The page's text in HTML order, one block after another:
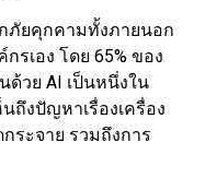
ภัยคุกคามทั้งภายนอก
เอง โดย 65% ของ
วย AI เป็นหนึ่งใน
ถึงปัญหาเรื่องเครื่อง
ระจาย รวมถึงการ